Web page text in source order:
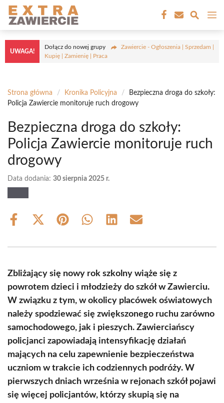
Przejdź
treści
UWAGA!
Dołącz do nowej grupy
Zawiercie - Ogłoszenia | Sprzedam |
Kupię | Zamienię | Praca
Strona główna / Kronika Policyjna /
Bezpieczna droga do szkoły:
Policja Zawiercie monitoruje ruch drogowy
Bezpieczna droga do szkoły:
Policja Zawiercie monitoruje ruch
drogowy
Data dodania: 30 sierpnia 2025 r.
Share
Share
(Twitter)
Share Share Share Share
Zbliżający się nowy rok szkolny wiąże się z
powrotem dzieci i młodzieży do szkół w Zawierciu.
W związku z tym, w okolicy placówek oświatowych
należy spodziewać się zwiększonego ruchu zarówno
samochodowego, jak i pieszych. Zawierciańscy
policjanci zapowiadają intensyfikację działań
mających na celu zapewnienie bezpieczeństwa
uczniom w trakcie ich codziennych podróży. W
pierwszych dniach września w rejonach szkół pojawi
się więcej policjantów, którzy skupią się na